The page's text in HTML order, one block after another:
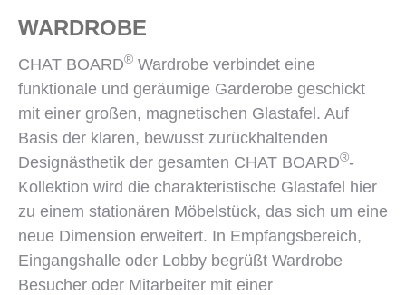
WARDROBE
CHAT BOARD® Wardrobe verbindet eine
funktionale und geräumige Garderobe geschickt
mit einer großen, magnetischen Glastafel. Auf
Basis der klaren, bewusst zurückhaltenden
Designästhetik der gesamten CHAT BOARD®-
Kollektion wird die charakteristische Glastafel hier
zu einem stationären Möbelstück, das sich um eine
neue Dimension erweitert. In Empfangsbereich,
Eingangshalle oder Lobby begrüßt Wardrobe
Besucher oder Mitarbeiter mit einer